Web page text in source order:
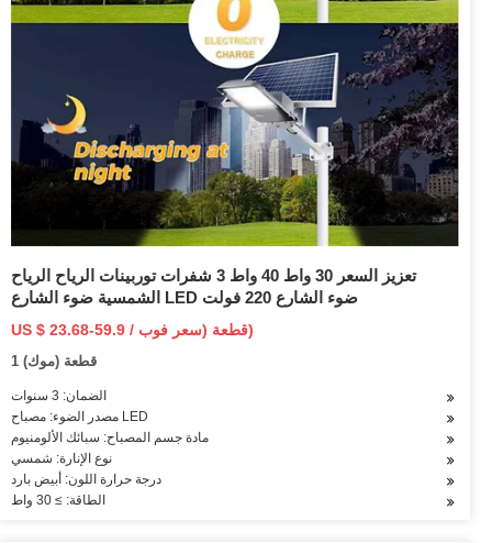
تعزيز السعر 30 واط 40 واط 3 شفرات توربينات الرياح الرياح
الشمسية ضوء الشارع LED ضوء الشارع 220 فولت
US $ 23.68-59.9 / قطعة (سعر فوب)
1 قطعة (موك)
الضمان: 3 سنوات
مصدر الضوء: مصباح LED
مادة جسم المصباح: سبائك الألومنيوم
نوع الإنارة: شمسي
درجة حرارة اللون: أبيض بارد
الطاقة: ≥ 30 واط